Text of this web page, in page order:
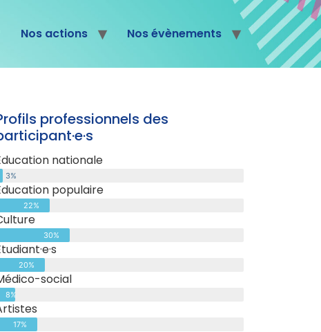
Nos actions Nos évènements
professionnels des
nationale
3%
populaire
22%
30%
20%
social
8%
17%